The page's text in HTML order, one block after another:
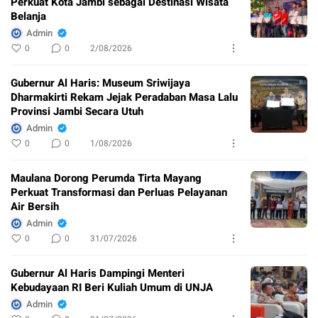
Belanja
Admin
0 0 2/08/2026
Gubernur Al Haris: Museum Sriwijaya
Dharmakirti Rekam Jejak Peradaban Masa Lalu
Provinsi Jambi Secara Utuh
Admin
0 0 1/08/2026
Maulana Dorong Perumda Tirta Mayang
Perkuat Transformasi dan Perluas Pelayanan
Air Bersih
Admin
0 0 31/07/2026
Gubernur Al Haris Dampingi Menteri
Kebudayaan RI Beri Kuliah Umum di UNJA
Admin